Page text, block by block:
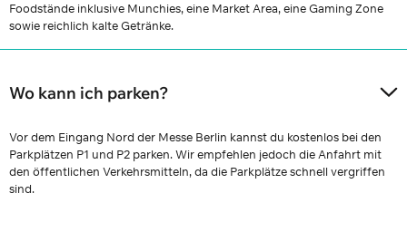
Foodstände inklusive Munchies, eine Market Area, eine Gaming Zone
sowie reichlich kalte Getränke.
Wo kann ich parken?
Vor dem Eingang Nord der Messe Berlin kannst du kostenlos bei den
Parkplätzen P1 und P2 parken. Wir empfehlen jedoch die Anfahrt mit
den öffentlichen Verkehrsmitteln, da die Parkplätze schnell vergriffen
sind.